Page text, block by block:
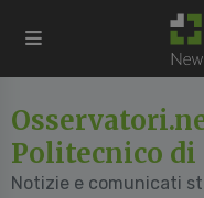
Politecnico
Notizie e comunicati